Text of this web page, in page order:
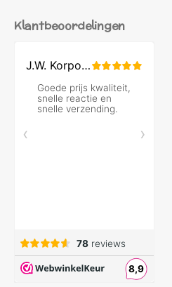
Klantbeoordelingen